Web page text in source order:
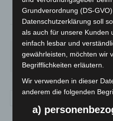
36%
SO.
33°
MO.
27°
Grundverordnung (DS-
Datenschutzerklärung soll
als auch für unsere Kunden
einfach lesbar und
gewährleisten, möchten wir
Begrifflichkeiten erläutern.
Wir verwenden in dieser
anderem die folgenden
a)